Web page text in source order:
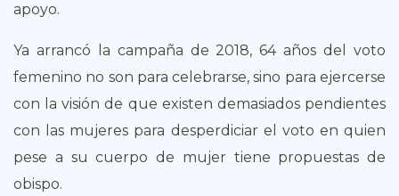
apoyo.
Ya arrancó la campaña de 2018, 64 años del voto
femenino no son para celebrarse, sino para ejercerse
con la visión de que existen demasiados pendientes
con las mujeres para desperdiciar el voto en quien
pese a su cuerpo de mujer tiene propuestas de
obispo.